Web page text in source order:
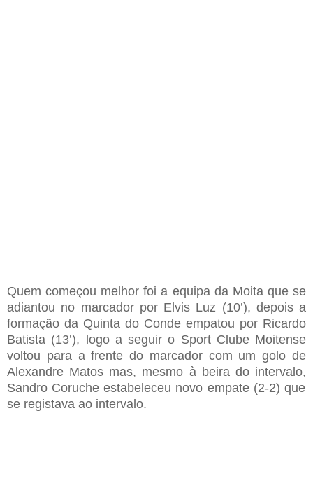
Quem começou melhor foi a equipa da Moita que se
adiantou no marcador por Elvis Luz (10’), depois a
formação da Quinta do Conde empatou por Ricardo
Batista (13’), logo a seguir o Sport Clube Moitense
voltou para a frente do marcador com um golo de
Alexandre Matos mas, mesmo à beira do intervalo,
Sandro Corucheestabeleceu novo empate (2-2) que
se registava ao intervalo.